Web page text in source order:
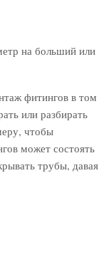
на больший или
фитингов в том
или разбирать
чтобы
может состоять
трубы, давая